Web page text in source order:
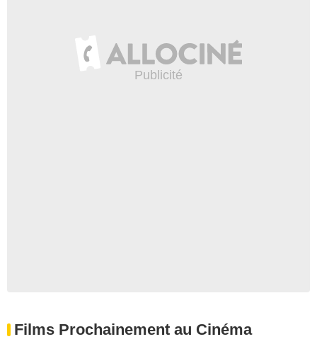
Films Prochainement au Cinéma